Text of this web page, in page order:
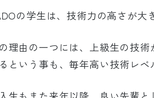
の学生は、技術力の高さが大
理由の一つには、上級生の技
という事も、毎年高い技術レベ